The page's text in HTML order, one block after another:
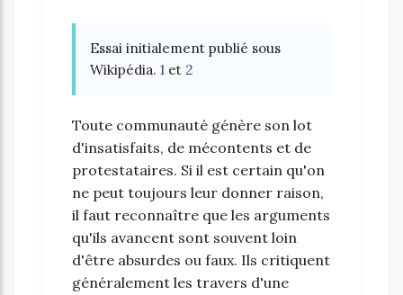
Essai initialement publié sous
Wikipédia. 1 et 2
Toute communauté génère son lot
d'insatisfaits, de mécontents et de
protestataires. Si il est certain qu'on
ne peut toujours leur donner raison,
il faut reconnaître que les arguments
qu'ils avancent sont souvent loin
d'être absurdes ou faux. Ils critiquent
généralement les travers d'une